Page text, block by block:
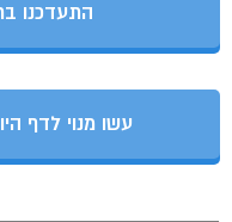
התעדכנו
עשו מנוי לדף